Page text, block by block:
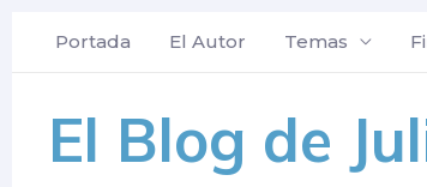
Portada El Autor Temas
El Blog de